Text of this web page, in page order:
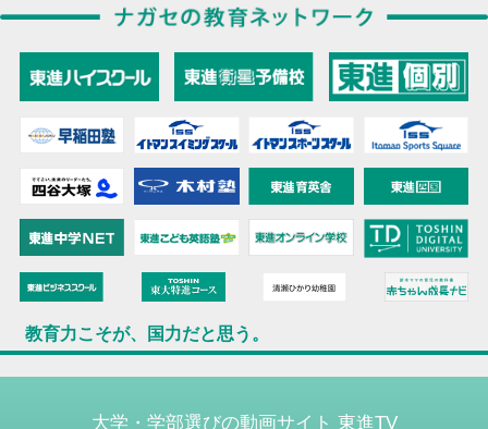
教育力こそが、国力だと思う。
大学・学部選びの動画サイト 東進TV